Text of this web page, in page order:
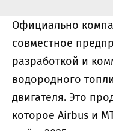
Официально
совместное
разработкой и
водородного
двигателя. Это
которое Airbus и